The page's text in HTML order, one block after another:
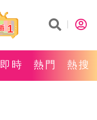
1
即時 熱門 熱搜